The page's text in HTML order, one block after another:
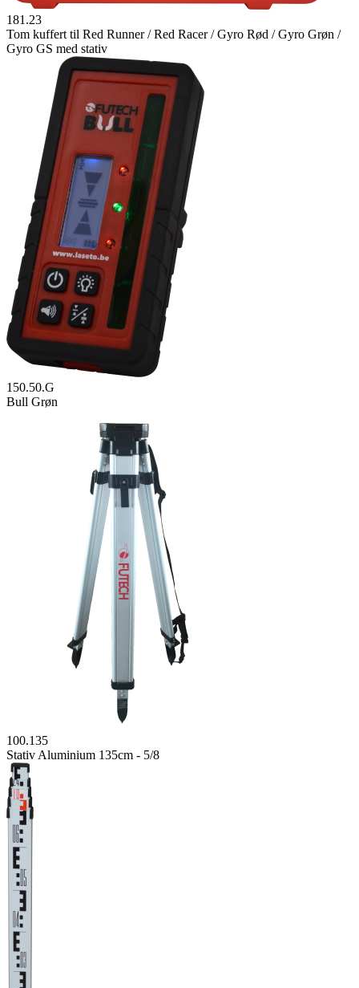
181.23
Tom kuffert til Red Runner / Red Racer / Gyro Rød / Gyro Grøn /
Gyro GS med stativ
150.50.G
Bull Grøn
100.135
Stativ Aluminium 135cm - 5/8